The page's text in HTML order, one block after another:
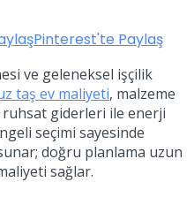
Pinterest'te Paylaş
ve geleneksel işçilik
taş ev maliyeti, malzeme
giderleri ile enerji
seçimi sayesinde
doğru planlama uzun
sağlar.